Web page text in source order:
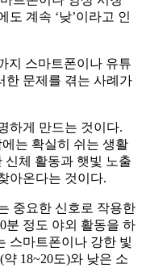
계속 ‘낮’이라고 인
지 스마트폰이나 유튜
한 문제를 겪는 사례가
하게 만드는 것이다.
는 확실히 쉬는 생활
신체 활동과 햇빛 노출
아온다는 것이다.
중요한 신호로 작용한
분 정도 야외 활동을 하
스마트폰이나 강한 빛
18~20도)와 낮은 소